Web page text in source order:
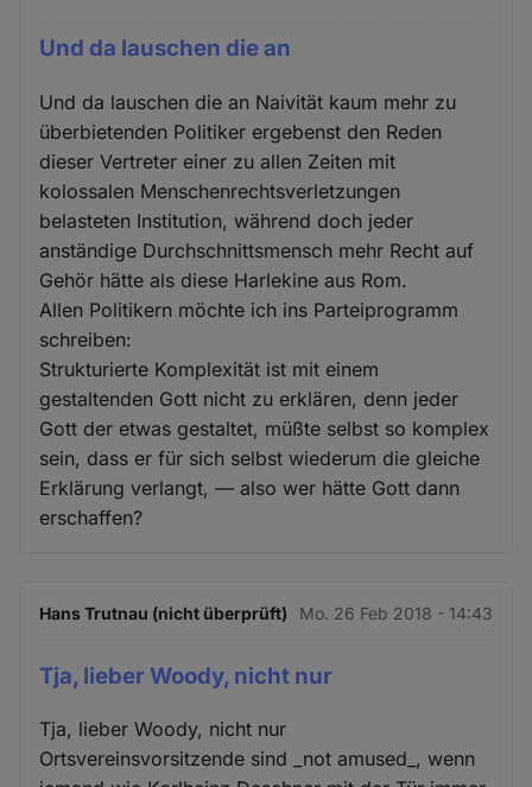
Und da lauschen die an
Und da lauschen die an Naivität kaum mehr zu
überbietenden Politiker ergebenst den Reden
dieser Vertreter einer zu allen Zeiten mit
kolossalen Menschenrechtsverletzungen
belasteten Institution, während doch jeder
anständige Durchschnittsmensch mehr Recht auf
Gehör hätte als diese Harlekine aus Rom.
Allen Politikern möchte ich ins Parteiprogramm
schreiben:
Strukturierte Komplexität ist mit einem
gestaltenden Gott nicht zu erklären, denn jeder
Gott der etwas gestaltet, müßte selbst so komplex
sein, dass er für sich selbst wiederum die gleiche
Erklärung verlangt, — also wer hätte Gott dann
erschaffen?
Hans Trutnau (nicht überprüft) Mo. 26 Feb 2018 - 14:43
Tja, lieber Woody, nicht nur
Tja, lieber Woody, nicht nur
Ortsvereinsvorsitzende sind _not amused_, wenn